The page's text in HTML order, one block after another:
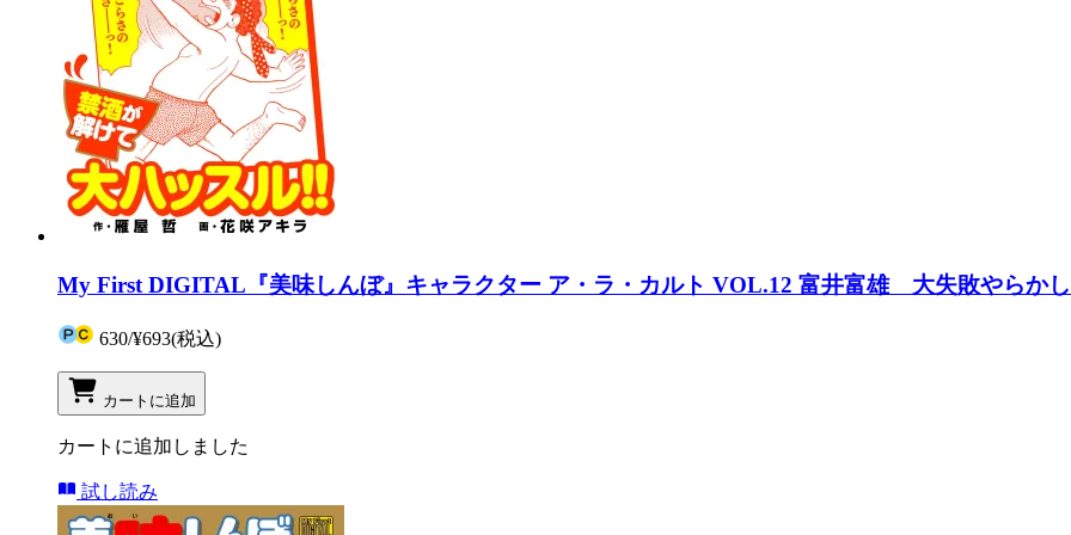
My First DIGITAL『美味しんぼ』キャラクター ア・ラ・カルト VOL.12 富井富雄 大失敗やらかし
630/¥693(税込)
カートに追加
カートに追加しました
試し読み